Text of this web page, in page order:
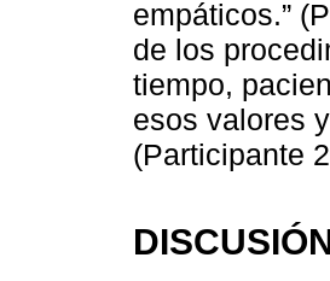
empáticos.”
de los
tiempo,
esos valores
(Participante